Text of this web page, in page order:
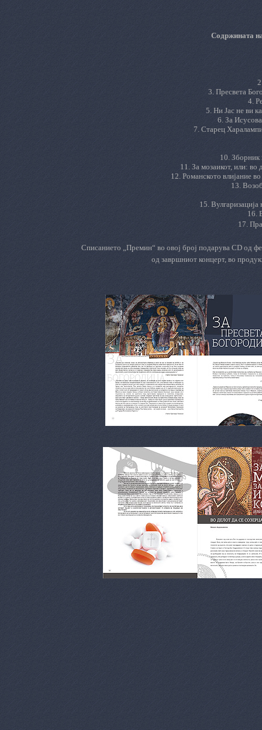
Содржината
3. Пресвета
4.
5. Ни Јас не ви
6. За
7. Старец
10. Зборник
11. За мозаикот, или: во
12. Романското влијание
13.
15.
16.
17.
Списанието „Премин“ во овој број подарува CDод
од завршниот концерт, во